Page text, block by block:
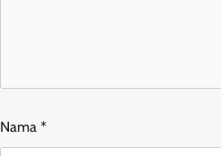
Nama *